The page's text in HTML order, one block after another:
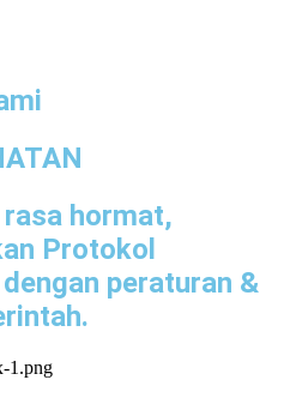
hormat,
Protokol
peraturan &